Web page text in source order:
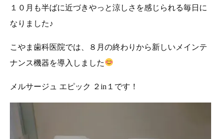
１０月も半ばに近づきやっと涼しさを感じられる毎日に
なりました♪
こやま歯科医院では、８月の終わりから新しいメインテ
ナンス機器を導入しました
メルサージュ エピック ２in１です！